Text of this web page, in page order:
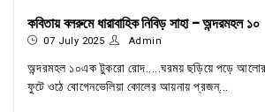
কবিতায় বলরুমে ধারাবাহিক নিবিড় সাহা - অন্দরমহল ১০
07 July 2025 Admin
অন্দরমহল ১০এক টুকরো রোদ.....ঘরময় ছড়িয়ে পড়ে আলোর
ফুটে ওঠে বোগেনভেলিয়া কোলের আয়নায় প্রজন্...